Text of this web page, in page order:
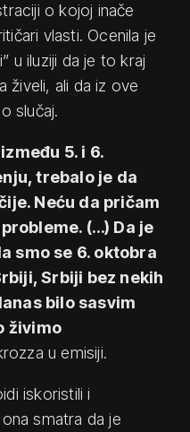
o kojoj inače
vlasti. Ocenila je
u iluziji da je to kraj
živeli, ali da iz ove
slučaj.
5. i 6.
trebalo je da
Neću da pričam
(…) Da je
smo se 6. oktobra
Srbiji bez nekih
bilo sasvim
živimo
u emisiji.
iskoristili i
smatra da je